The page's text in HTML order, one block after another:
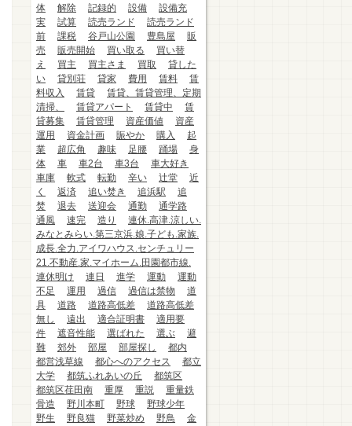
体
解除 記録的 設備
設備充
実
試算 読売ランド
読売ランド
前
課税 谷戸山公園 豊島屋
販
売
販売開始 買い取る
買い替
え
買主 買主さま 買取
貸した
い
貸別荘 貸家 費用 賃料
賃
料収入
賃貸
賃貸、賃貸管理、定期
清掃、
賃貸アパート 賃貸中
賃
貸募集
賃貸管理 資産価値
資産
運用
資金計画 賑やか 購入
起
業
超広角 趣味 足腰 踊場
身
体
車 車2台 車3台
車大好き
車庫
軟式 転勤 辛い 辻堂
近
く
返済 追い焚き 追浜駅
追
焚
退去 送迎会 通勤
通学路
通風
速完 造り
連休.高津.涼しい.
みなとみらい.第三京浜.娘.子ども.家族.
成長.全力.アイワハウス.センチュリー
21.不動産.家.マイホーム.田園都市線.
連休明け
連日 進学 運動
運動
不足
運用 過信 過信は禁物
道
具
道路 道路高低差
道路高低差
無し
遠出 適合証明書
適用要
件
遮音性能 選ばれた 選ぶ
避
難
郊外 部屋 部屋探し
都内
都営浅草線
都心へのアクセス
都立
大学
都筑ふれあいの丘
都筑区
都筑区荏田南
重厚 重説
重量鉄
骨造
野川本町 野球
野球少年
野生
野良猫 野菜炒め 野鳥
金